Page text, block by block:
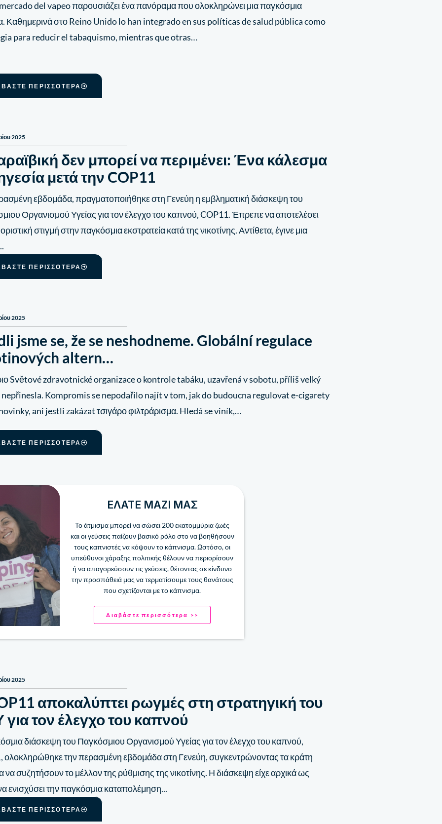
del vapeo παρουσιάζει ένα πανόραμα που ολοκληρώνει μια παγκόσμια
Καθημερινά στο Reino Unido lo han integrado en sus políticas de salud pública como
para reducir el tabaquismo, mientras que otras…
ΠΕΡΙΣΣΌΤΕΡΑ
2025
δεν μπορεί να περιμένει: Ένα κάλεσμα
μετά την COP11
εβδομάδα, πραγματοποιήθηκε στη Γενεύη η εμβληματική διάσκεψη του
Οργανισμού Υγείας για τον έλεγχο του καπνού, COP11. Έπρεπε να αποτελέσει
στιγμή στην παγκόσμια εκστρατεία κατά της νικοτίνης. Αντίθετα, έγινε μια
ΠΕΡΙΣΣΌΤΕΡΑ
2025
jsme se, že se neshodneme. Globální regulace
altern…
Světové zdravotnické organizace o kontrole tabáku, uzavřená v sobotu, příliš velký
Kompromis se nepodařilo najít v tom, jak do budoucna regulovat e-cigarety
ani jestli zakázat τσιγάρο φιλτράρισμα. Hledá se viník,…
ΠΕΡΙΣΣΌΤΕΡΑ
ΕΛΆΤΕ ΜΑΖΊ ΜΑΣ
Το άτμισμα μπορεί να σώσει 200 ​​εκατομμύρια ζωές
και οι γεύσεις παίζουν βασικό ρόλο στο να βοηθήσουν
τους καπνιστές να κόψουν το κάπνισμα. Ωστόσο, οι
υπεύθυνοι χάραξης πολιτικής θέλουν να περιορίσουν
ή να απαγορεύσουν τις γεύσεις, θέτοντας σε κίνδυνο
την προσπάθειά μας να τερματίσουμε τους θανάτους
που σχετίζονται με το κάπνισμα.
Διαβάστε περισσότερα >>
2025
αποκαλύπτει ρωγμές στη στρατηγική του
τον έλεγχο του καπνού
διάσκεψη του Παγκόσμιου Οργανισμού Υγείας για τον έλεγχο του καπνού,
ολοκληρώθηκε την περασμένη εβδομάδα στη Γενεύη, συγκεντρώνοντας τα κράτη
να συζητήσουν το μέλλον της ρύθμισης της νικοτίνης. Η διάσκεψη είχε αρχικά ως
ενισχύσει την παγκόσμια καταπολέμηση...
ΠΕΡΙΣΣΌΤΕΡΑ